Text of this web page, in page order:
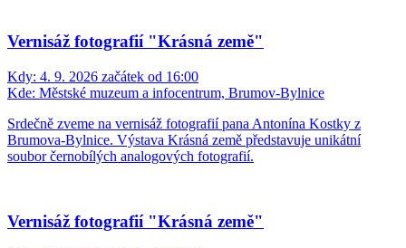
Vernisáž fotografií "Krásná země"
Kdy: 4. 9. 2026 začátek od 16:00
Kde: Městské muzeum a infocentrum, Brumov-Bylnice
Srdečně zveme na vernisáž fotografií pana Antonína Kostky z
Brumova-Bylnice. Výstava Krásná země představuje unikátní
soubor černobílých analogových fotografií.
Vernisáž fotografií "Krásná země"